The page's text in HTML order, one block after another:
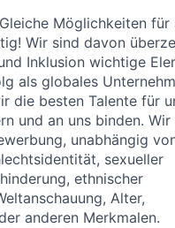
Möglichkeiten für
Wir sind davon
Inklusion wichtige
als globales
die besten Talente für
und an uns binden. Wir
unabhängig
sexueller
ethnischer
Alter,
anderen Merkmalen.